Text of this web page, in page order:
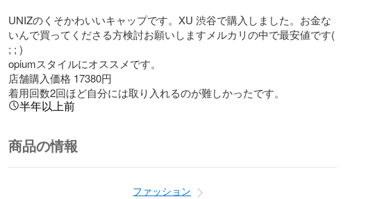
UNIZのくそかわいいキャップです。XU 渋谷で購入しました。お金な
いんで買ってくださる方検討お願いしますメルカリの中で最安値です(
; ; )
opiumスタイルにオススメです。
店舗購入価格 17380円
着用回数2回ほど自分には取り入れるのが難しかったです。
半年以上前
商品の情報
ファッション